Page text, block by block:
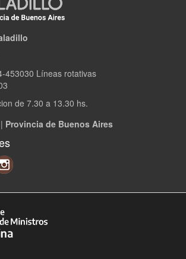
453030 Líneas rotativas
de 7.30 a 13.30 hs.
Provincia de Buenos Aires